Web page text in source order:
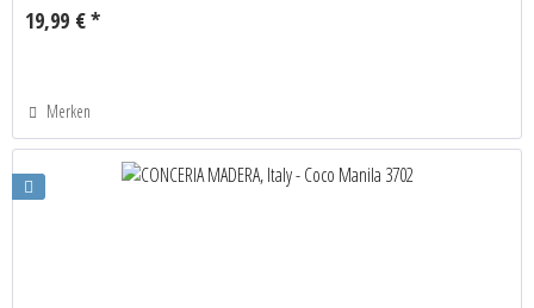
19,99 € *
Merken